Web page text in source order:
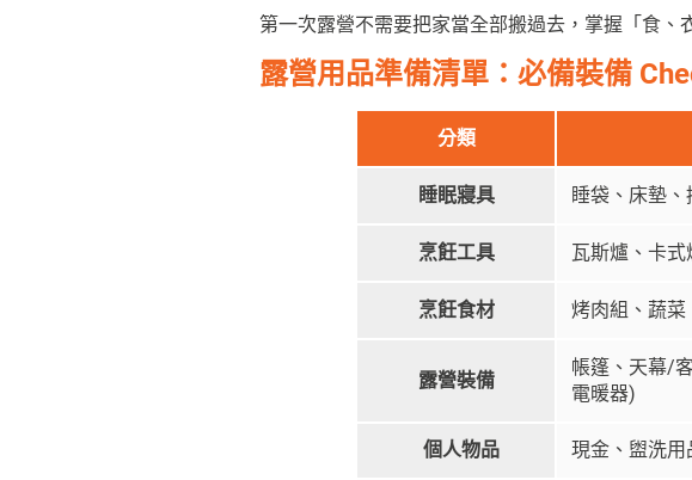
第一次露營不需要把家當全部搬過去，掌握「食
露營用品準備清單：必備裝備
分類
睡眠寢具 睡袋、床墊、
烹飪工具 瓦斯爐、卡
烹飪食材 烤肉組、蔬
露營裝備
帳篷、天幕/
電暖器)
個人物品 現金、盥洗用